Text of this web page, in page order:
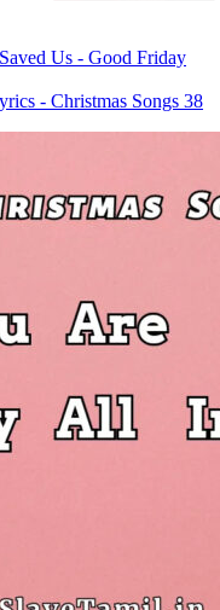
Us - Good Friday
- Christmas Songs 38